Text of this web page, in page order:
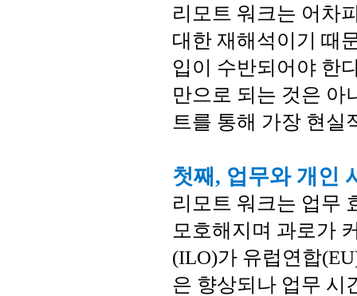
리모트 워크는 어차
대한 재해석이기 때
입이 수반되어야 한
만으로 되는 것은 아
트를 통해 가장 현실
첫째, 업무와 개인
리모트 워크는 업무
모호해지며 과로가
(ILO)가 유럽연합
은 향상되나 업무 시